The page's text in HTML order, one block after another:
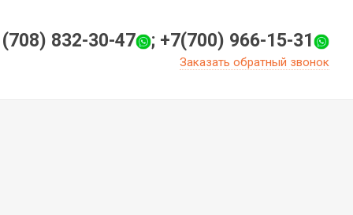
832-30-47 ; +7(700) 966-15-31
Заказать обратный звонок